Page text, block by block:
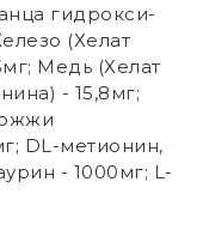
гидрокси-
(Хелат
Медь (Хелат
- 15,8мг;
DL-метионин,
- 1000мг; L-